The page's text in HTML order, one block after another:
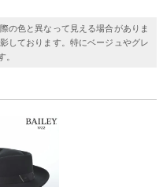
の色と異なって見える場合がありま
しております。特にベージュやグレ
。